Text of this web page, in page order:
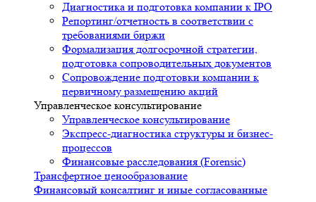
Диагностика и подготовка компании к IPO
Репортинг/отчетность в соответствии с
требованиями биржи
Формализация долгосрочной стратегии,
подготовка сопроводительных документов
Сопровождение подготовки компании к
первичному размещению акций
Управленческое консультирование
Управленческое консультирование
Экспресс-диагностика структуры и бизнес-
процессов
Финансовые расследования (Forensic)
Трансфертное ценообразование
Финансовый консалтинг и иные согласованные